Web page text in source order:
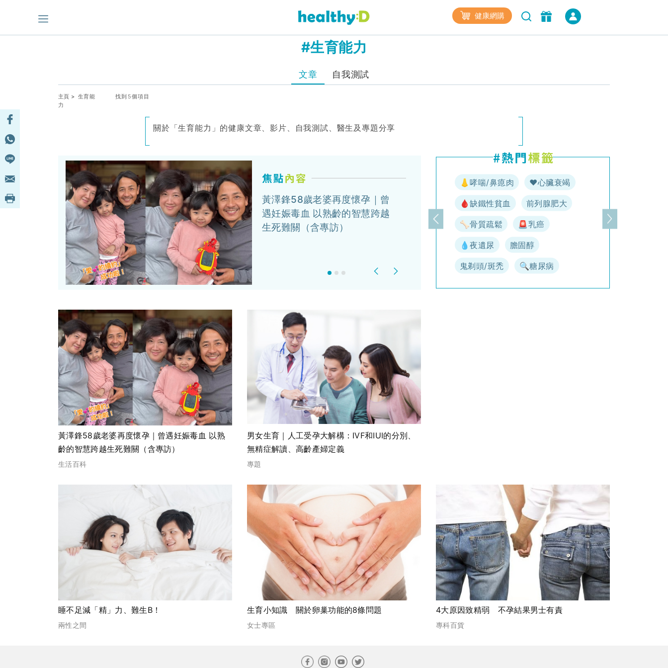
健康網購
#生育能力
文章 自我測試
主頁 > 生育能
力
找到5個項目
關於「生育能力」的健康文章、影片、自我測試、醫生及專題分享
黃澤鋒58歲老婆再度懷孕｜曾
遇妊娠毒血 以熟齡的智慧跨越
生死難關（含專訪）
Previous
上一頁
👃哮喘/鼻瘜肉 ♥️心臟衰竭
🩸缺鐵性貧血 前列腺肥大
🦴骨質疏鬆 🚨乳癌
💧夜遺尿 膽固醇
鬼剃頭/斑禿 🔍糖尿病
下一頁
黃澤鋒58歲老婆再度懷孕｜曾遇妊娠毒血 以熟
齡的智慧跨越生死難關（含專訪）
生活百科
男女生育｜人工受孕大解構：IVF和IUI的分別、
無精症解讀、高齡產婦定義
專題
睡不足減「精」力、難生B！
兩性之間
生育小知識 關於卵巢功能的8條問題
女士專區
4大原因致精弱 不孕結果男士有責
專科百貨